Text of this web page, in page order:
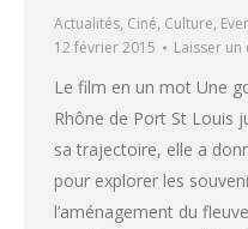
Actualités, Ciné, Culture,
12 février 2015
Laisser
Le film en un mot Une
Rhône de Port St Louis
sa trajectoire, elle a
pour explorer les
l’aménagement du